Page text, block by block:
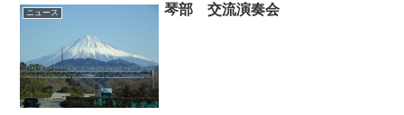
ニュース 琴部 交流演奏会